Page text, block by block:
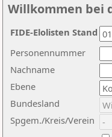
Willkommen bei
Nachname
Ebene
Personennummer
Bundesland
Spgem./Kreis/Verein
FIDE-Elolisten Stand